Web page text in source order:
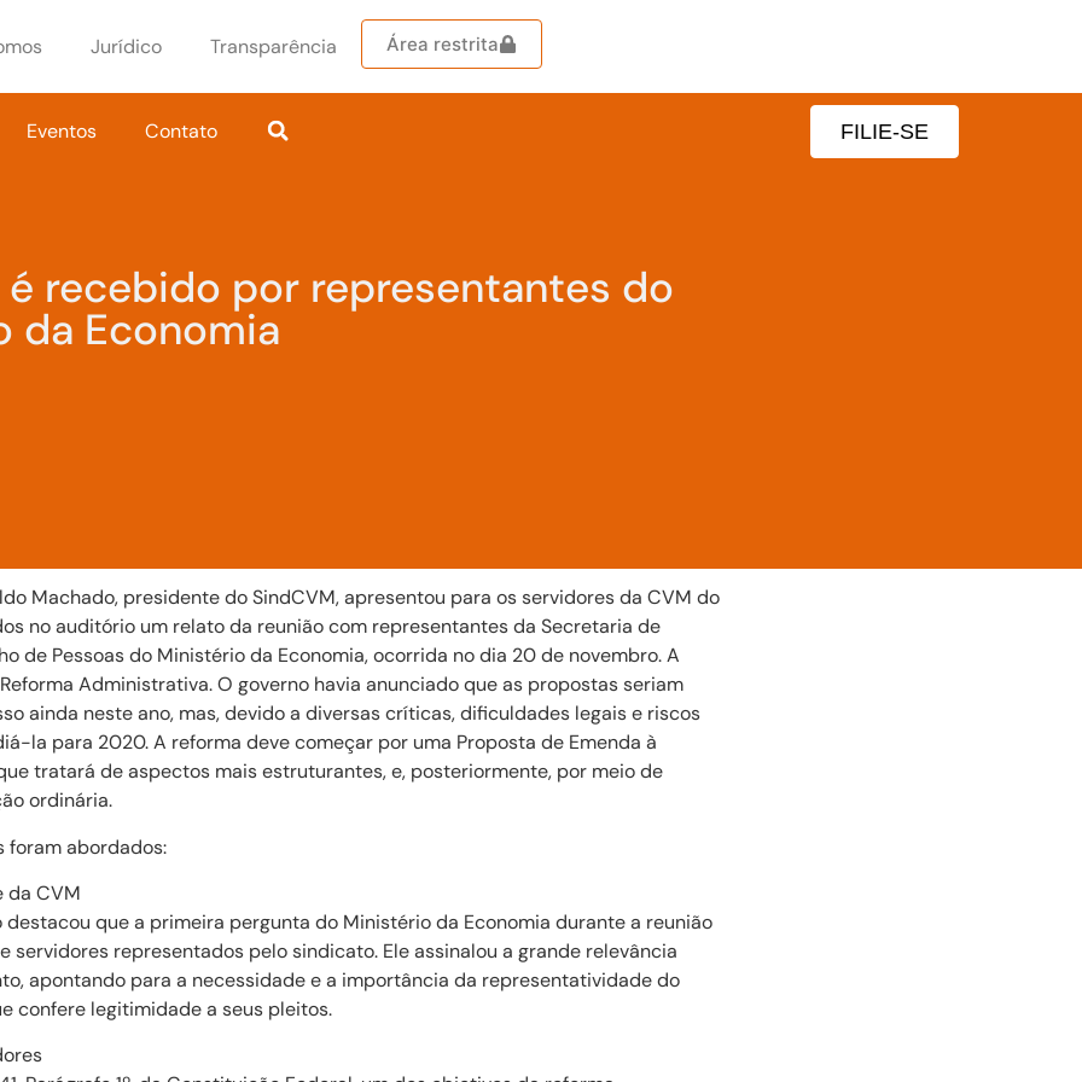
Jurídico Transparência Área restrita
Eventos Contato FILIE-SE
é recebido por representantes do
da Economia
Machado, presidente do SindCVM, apresentou para os servidores da CVM do
no auditório um relato da reunião com representantes da Secretaria de
de Pessoas do Ministério da Economia, ocorrida no dia 20 de novembro. A
Administrativa. O governo havia anunciado que as propostas seriam
ainda neste ano, mas, devido a diversas críticas, dificuldades legais e riscos
la para 2020. A reforma deve começar por uma Proposta de Emenda à
tratará de aspectos mais estruturantes, e, posteriormente, por meio de
ordinária.
foram abordados:
da CVM
que a primeira pergunta do Ministério da Economia durante a reunião
servidores representados pelo sindicato. Ele assinalou a grande relevância
apontando para a necessidade e a importância da representatividade do
confere legitimidade a seus pleitos.